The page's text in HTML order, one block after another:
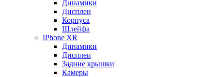
Динамики
Дисплеи
Корпуса
Шлейфа
IPhone XR
Динамики
Дисплеи
Задние крышки
Камеры